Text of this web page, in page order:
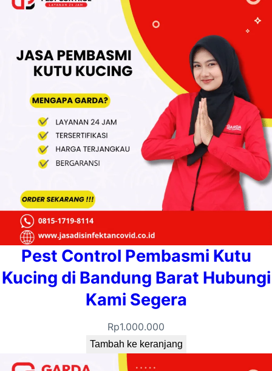
Pest Control Pembasmi Kutu
Kucing di Bandung Barat Hubungi
Kami Segera
Rp1.000.000
Tambah ke keranjang